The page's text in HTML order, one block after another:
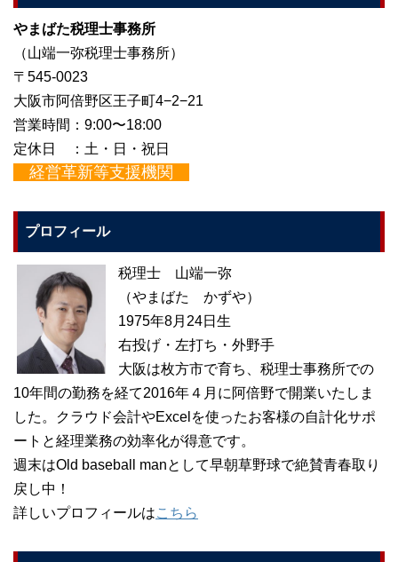
やまばた税理士事務所
（山端一弥税理士事務所）
〒545-0023
大阪市阿倍野区王子町4−2−21
営業時間：9:00〜18:00
定休日 ：土・日・祝日
経営革新等支援機関
プロフィール
税理士 山端一弥
（やまばた かずや）
1975年8月24日生
右投げ・左打ち・外野手
大阪は枚方市で育ち、税理士事務所での
10年間の勤務を経て2016年４月に阿倍野で開業いたしま
した。クラウド会計やExcelを使ったお客様の自計化サポ
ートと経理業務の効率化が得意です。
週末はOld baseball manとして早朝草野球で絶賛青春取り
戻し中！
詳しいプロフィールはこちら